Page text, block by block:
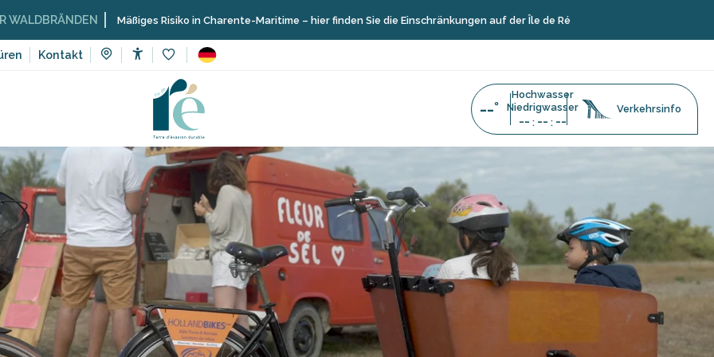
Kontakt
Mäßiges Risiko in Charente-Maritime – hier finden Sie die Einschränkungen auf der Île de Ré
--°
Hochwasser
Niedrigwasser
-- : -- : --
Verkehrsinfo